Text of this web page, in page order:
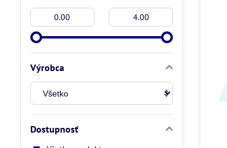
Od:
Do:
Výrobca
Dostupnosť